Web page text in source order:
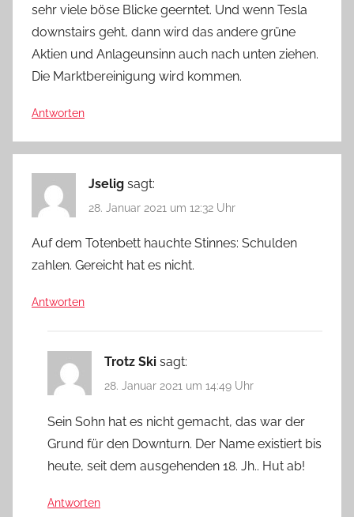
sehr viele böse Blicke geerntet. Und wenn Tesla
downstairs geht, dann wird das andere grüne
Aktien und Anlageunsinn auch nach unten ziehen.
Die Marktbereinigung wird kommen.
Antworten
Jselig sagt:
28. Januar 2021 um 12:32 Uhr
Auf dem Totenbett hauchte Stinnes: Schulden
zahlen. Gereicht hat es nicht.
Antworten
Trotz Ski sagt:
28. Januar 2021 um 14:49 Uhr
Sein Sohn hat es nicht gemacht, das war der
Grund für den Downturn. Der Name existiert bis
heute, seit dem ausgehenden 18. Jh.. Hut ab!
Antworten